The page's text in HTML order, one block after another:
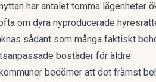
har antalet tomma lägenheter
om dyra nyproducerade
sådant som många faktiskt
bostäder för äldre.
bedömer att det främst